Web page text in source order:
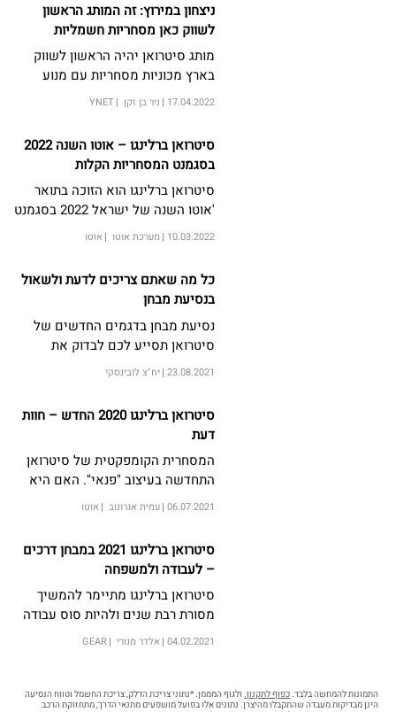
תחומי ההובלה, היסעים, משלוחים,
בעלי מקצוע עצמאיים ועוד במרחב
העירוני ובאזורים תפעוליים גדולים
לטובת תנועה נקייה ממזהמים.
ניצחון במירוץ: זה המותג הראשון
לשווק כאן מסחריות חשמליות
מותג סיטרואן יהיה הראשון לשווק
בארץ מכוניות מסחריות עם מנוע
חשמלי. אחרים צפויים ללכת
בעקבותיו בעתיד. הנה כל מה שצריך
17.04.2022 ניר בן זקן YNET
סיטרואן ברלינגו – אוטו השנה 2022
בסגמנט המסחריות הקלות
סיטרואן ברלינגו הוא הזוכה בתואר
'אוטו השנה של ישראל 2022 בסגמנט
המסחריות הקלות'
10.03.2022 מערכת אוטו אוטו
כל מה שאתם צריכים לדעת ולשאול
בנסיעת מבחן
נסיעת מבחן בדגמים החדשים של
סיטרואן תסייע לכם לבדוק את
התאמת הרכב לצרכים שלכם ולבחור
את הרכב המתאים לכם ביותר. אספנו
23.08.2021 יח"צ לובינסקי
סיטרואן ברלינגו 2020 החדש – חוות
דעת
המסחרית הקומפקטית של סיטרואן
התחדשה בעיצוב "פנאי". האם היא
מושכת מספיק ללקוח הפרטי?
06.07.2021 עמית אגרונוב אוטו
סיטרואן ברלינגו 2021 במבחן דרכים
– לעבודה ולמשפחה
סיטרואן ברלינגו מתיימר להמשיך
מסורת רבת שנים ולהיות סוס עבודה
וגם רכב שימושי למשפחה. יצאו
04.02.2021 אלדר מנורי GEAR
התמונות להמחשה בלבד.כפוף לתקנון. ולגוף המממן. *נתוני צריכת הדלק, צריכת החשמל וטווח הנסיעה
הינן מבדיקות מעבדה שהתקבלו מהיצרן. נתונים אלו בפועל מושפעים מתנאי הדרך, מתחזוקת הרכב